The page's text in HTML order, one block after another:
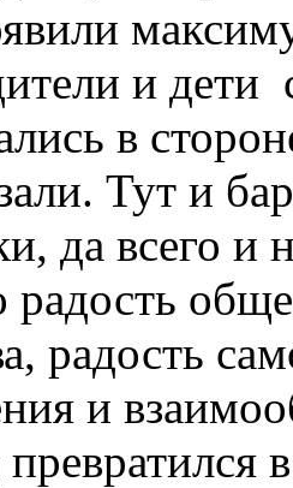
и дети
в
Тут и
да всего и
радость
радость
и